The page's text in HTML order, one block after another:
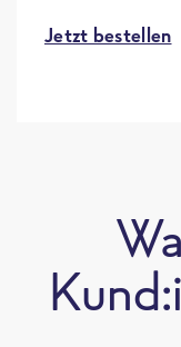
Jetzt bestellen